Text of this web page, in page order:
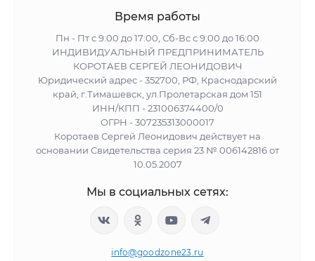
Время работы
Пн - Пт с 9:00 до 17:00, Сб-Вс с 9:00 до 16:00
ИНДИВИДУАЛЬНЫЙ ПРЕДПРИНИМАТЕЛЬ
КОРОТАЕВ СЕРГЕЙ ЛЕОНИДОВИЧ
Юридический адрес - 352700, РФ, Краснодарский
край, г.Тимашевск, ул.Пролетарская дом 151
ИНН/КПП - 231006374400/0
ОГРН - 307235313000017
Коротаев Сергей Леонидович действует на
основании Свидетельства серия 23 № 006142816 от
10.05.2007
Мы в социальных сетях:
info@goodzone23.ru